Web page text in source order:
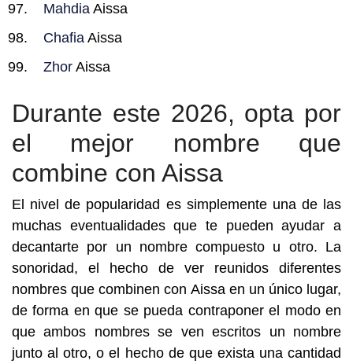
Mahdia Aissa
Chafia Aissa
Zhor Aissa
Durante este 2026, opta por
el mejor nombre que
combine con Aissa
El nivel de popularidad es simplemente una de las
muchas eventualidades que te pueden ayudar a
decantarte por un nombre compuesto u otro. La
sonoridad, el hecho de ver reunidos diferentes
nombres que combinen con Aissa en un único lugar,
de forma en que se pueda contraponer el modo en
que ambos nombres se ven escritos un nombre
junto al otro, o el hecho de que exista una cantidad